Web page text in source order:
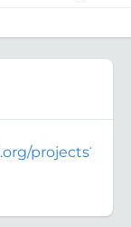
projects?